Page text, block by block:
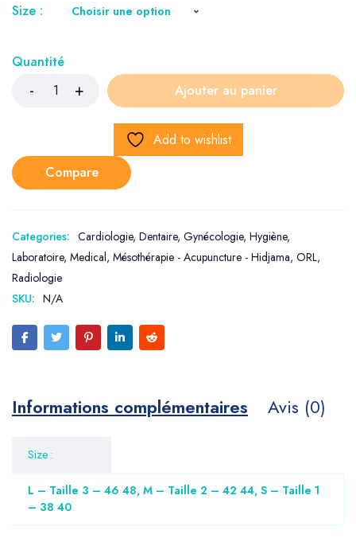
Size :
Quantité
Ajouter au panier
Add to wishlist
Compare
Categories: Cardiologie, Dentaire, Gynécologie, Hygiène,
Laboratoire, Medical, Mésothérapie - Acupuncture - Hidjama, ORL,
Radiologie
SKU: N/A
Informations complémentaires Avis (0)
Size :
L – Taille 3 – 46 48, M – Taille 2 – 42 44, S – Taille 1
– 38 40